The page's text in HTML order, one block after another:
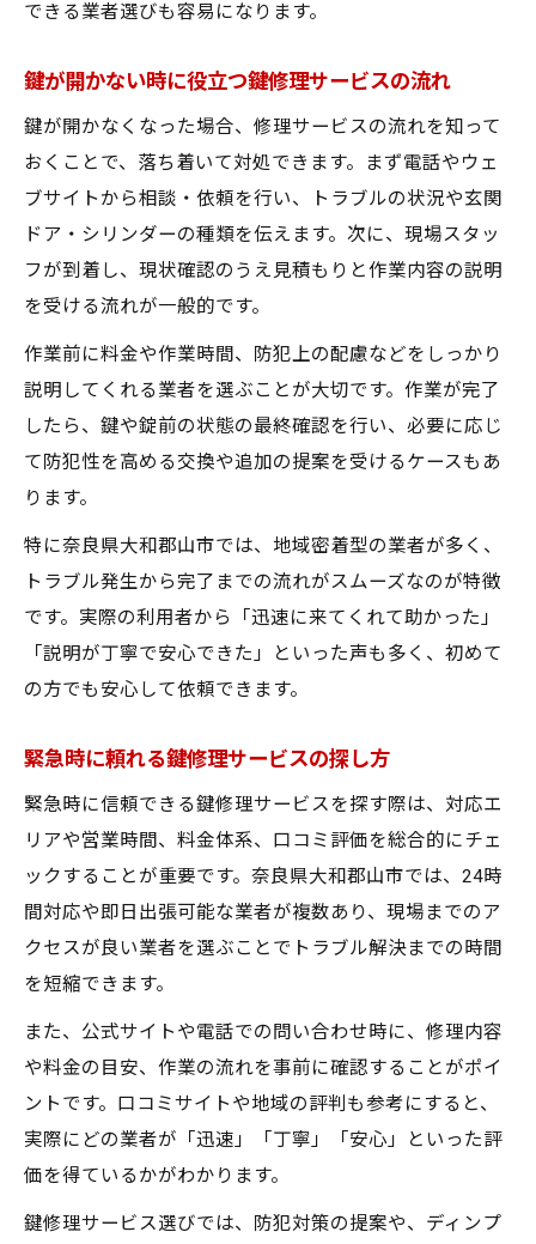
できる業者選びも容易になります。
鍵が開かない時に役立つ鍵修理サービスの流れ
鍵が開かなくなった場合、修理サービスの流れを知って
おくことで、落ち着いて対処できます。まず電話やウェ
ブサイトから相談・依頼を行い、トラブルの状況や玄関
ドア・シリンダーの種類を伝えます。次に、現場スタッ
フが到着し、現状確認のうえ見積もりと作業内容の説明
を受ける流れが一般的です。
作業前に料金や作業時間、防犯上の配慮などをしっかり
説明してくれる業者を選ぶことが大切です。作業が完了
したら、鍵や錠前の状態の最終確認を行い、必要に応じ
て防犯性を高める交換や追加の提案を受けるケースもあ
ります。
特に奈良県大和郡山市では、地域密着型の業者が多く、
トラブル発生から完了までの流れがスムーズなのが特徴
です。実際の利用者から「迅速に来てくれて助かった」
「説明が丁寧で安心できた」といった声も多く、初めて
の方でも安心して依頼できます。
緊急時に頼れる鍵修理サービスの探し方
緊急時に信頼できる鍵修理サービスを探す際は、対応エ
リアや営業時間、料金体系、口コミ評価を総合的にチェ
ックすることが重要です。奈良県大和郡山市では、24時
間対応や即日出張可能な業者が複数あり、現場までのア
クセスが良い業者を選ぶことでトラブル解決までの時間
を短縮できます。
また、公式サイトや電話での問い合わせ時に、修理内容
や料金の目安、作業の流れを事前に確認することがポイ
ントです。口コミサイトや地域の評判も参考にすると、
実際にどの業者が「迅速」「丁寧」「安心」といった評
価を得ているかがわかります。
鍵修理サービス選びでは、防犯対策の提案や、ディンプ